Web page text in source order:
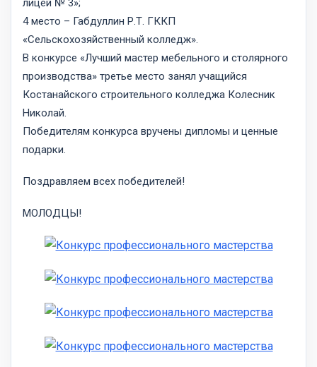
лицей № 3»;
4 место – Габдуллин Р.Т. ГККП
«Сельскохозяйственный колледж».
В конкурсе «Лучший мастер мебельного и столярного
производства» третье место занял учащийся
Костанайского строительного колледжа Колесник
Николай.
Победителям конкурса вручены дипломы и ценные
подарки.
Поздравляем всех победителей!
МОЛОДЦЫ!